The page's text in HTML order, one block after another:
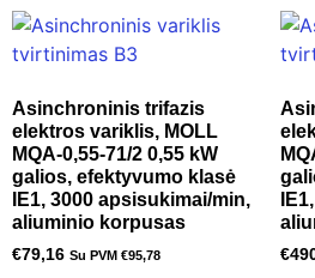
Asinchroninis trifazis
elektros variklis, MOLL
MQA-0,55-71/2 0,55 kW
galios, efektyvumo klasė
IE1, 3000 apsisukimai/min,
aliuminio korpusas
€79,16 Su PVM €95,78 €